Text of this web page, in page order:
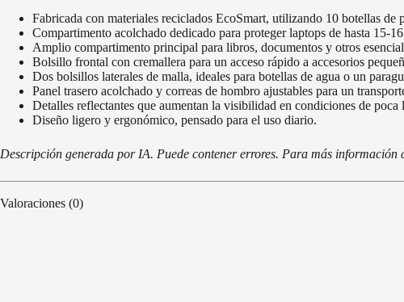
Fabricada con materiales reciclados EcoSmart, utilizando 10 botellas de
Compartimento acolchado dedicado para proteger laptops de hasta 15-
Amplio compartimento principal para libros, documentos y otros
Bolsillo frontal con cremallera para un acceso rápido a accesorios
Dos bolsillos laterales de malla, ideales para botellas de agua o un
Panel trasero acolchado y correas de hombro ajustables para un
Detalles reflectantes que aumentan la visibilidad en condiciones de poca
Diseño ligero y ergonómico, pensado para el uso diario.
Descripción generada por IA. Puede contener errores. Para más
Valoraciones (0)